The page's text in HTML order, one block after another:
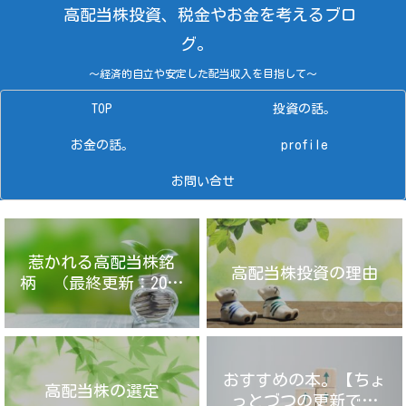
高配当株投資、税金やお金を考えるブロ
グ。
～経済的自立や安定した配当収入を目指して～
TOP 投資の話。
お金の話。 profile
お問い合せ
惹かれる高配当株銘
柄 （最終更新：2025
年4月14日）
高配当株投資の理由
高配当株の選定
おすすめの本。【ちょ
っとづつの更新です